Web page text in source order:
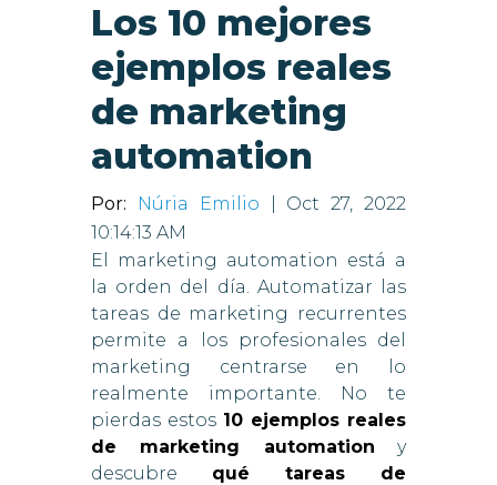
Los 10 mejores
ejemplos reales
de marketing
automation
Por: Núria Emilio | Oct 27, 2022
10:14:13 AM
El marketing automation está a
la orden del día. Automatizar las
tareas de marketing recurrentes
permite a los profesionales del
marketing centrarse en lo
realmente importante. No te
pierdas estos 10 ejemplos reales
de marketing automation y
descubre qué tareas de